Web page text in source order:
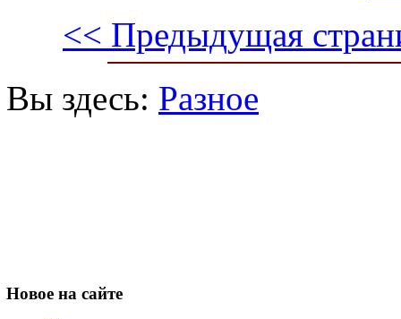
<< Предыдущая
Вы здесь: Разное
Новое на сайте